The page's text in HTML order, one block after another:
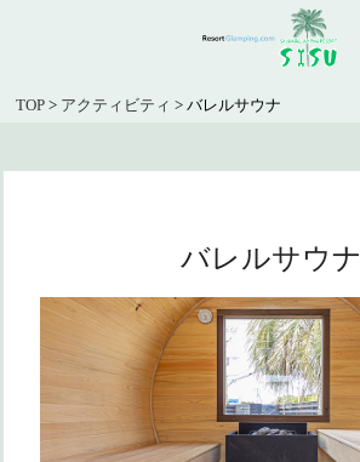
TOP > アクティビティ >バレルサウナ
バレルサウナ